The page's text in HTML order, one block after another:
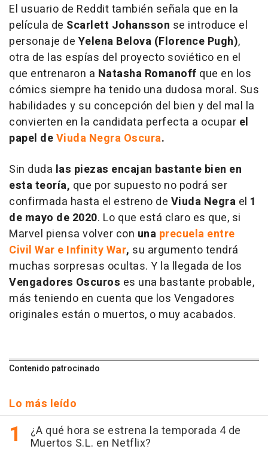
El usuario de Reddit también señala que en la
película de Scarlett Johansson se introduce el
personaje de Yelena Belova (Florence Pugh),
otra de las espías del proyecto soviético en el
que entrenaron a Natasha Romanoff que en los
cómics siempre ha tenido una dudosa moral. Sus
habilidades y su concepción del bien y del mal la
convierten en la candidata perfecta a ocupar el
papel deViuda Negra Oscura.
Sin duda las piezas encajan bastante bien en
esta teoría, que por supuesto no podrá ser
confirmada hasta el estreno de Viuda Negra el 1
de mayo de 2020. Lo que está claro es que, si
Marvel piensa volver con una precuela entre
Civil War e Infinity War, su argumento tendrá
muchas sorpresas ocultas. Y la llegada de los
Vengadores Oscuros es una bastante probable,
más teniendo en cuenta que los Vengadores
originales están o muertos, o muy acabados.
Contenido patrocinado
Lo más leído
¿A qué hora se estrena la temporada 4 de
Muertos S.L. en Netflix?